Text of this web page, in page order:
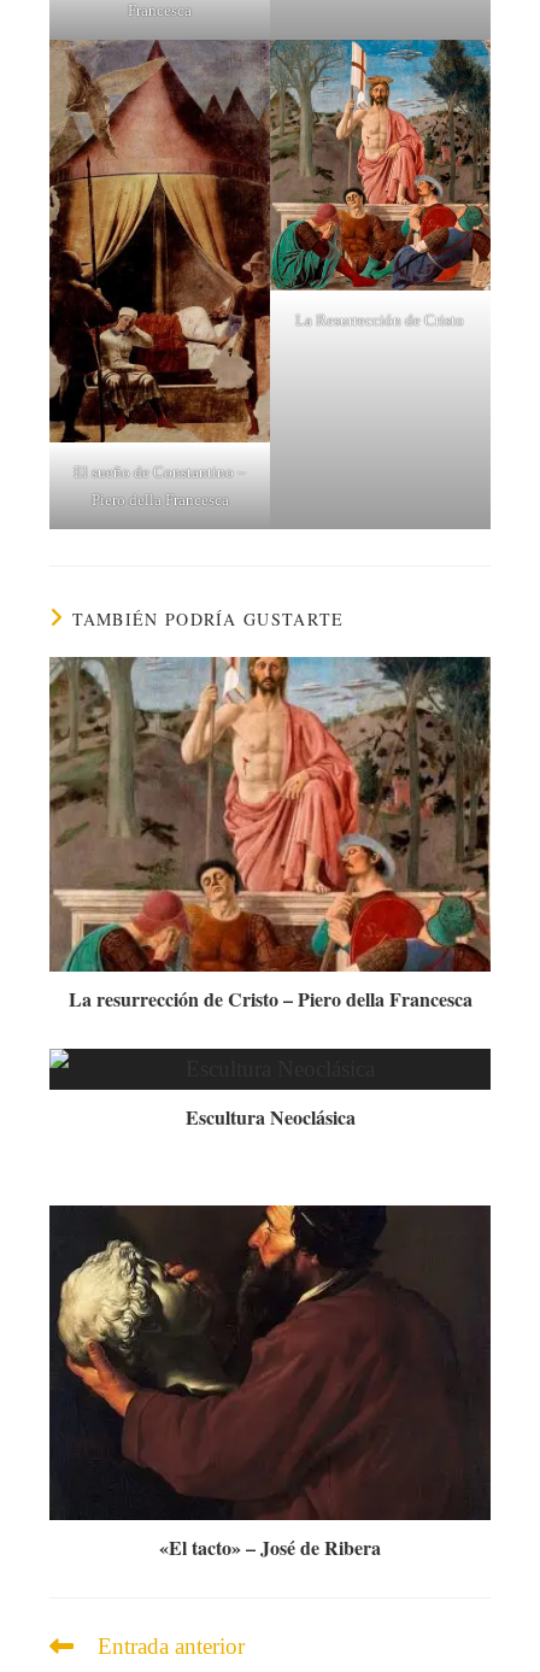
Francesca
El sueño de Constantino –
Piero della Francesca
La Resurrección de Cristo
TAMBIÉN PODRÍA GUSTARTE
La resurrección de Cristo – Piero della Francesca
Escultura Neoclásica
«El tacto» – José de Ribera
Leer
Entrada anterior